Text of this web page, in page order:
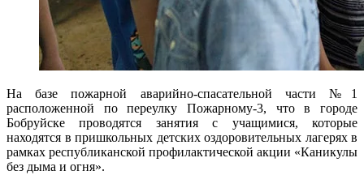
На базе пожарной аварийно-спасательной части №1
расположенной по переулку Пожарному-3, что в городе
Бобруйске проводятся занятия с учащимися, которые
находятся в пришкольных детских оздоровительных лагерях в
рамках республиканской профилактической акции «Каникулы
без дыма и огня».